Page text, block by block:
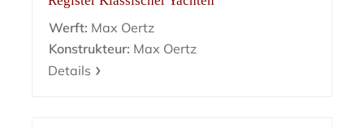
Werft: Max Oertz
Konstrukteur: Max Oertz
Details